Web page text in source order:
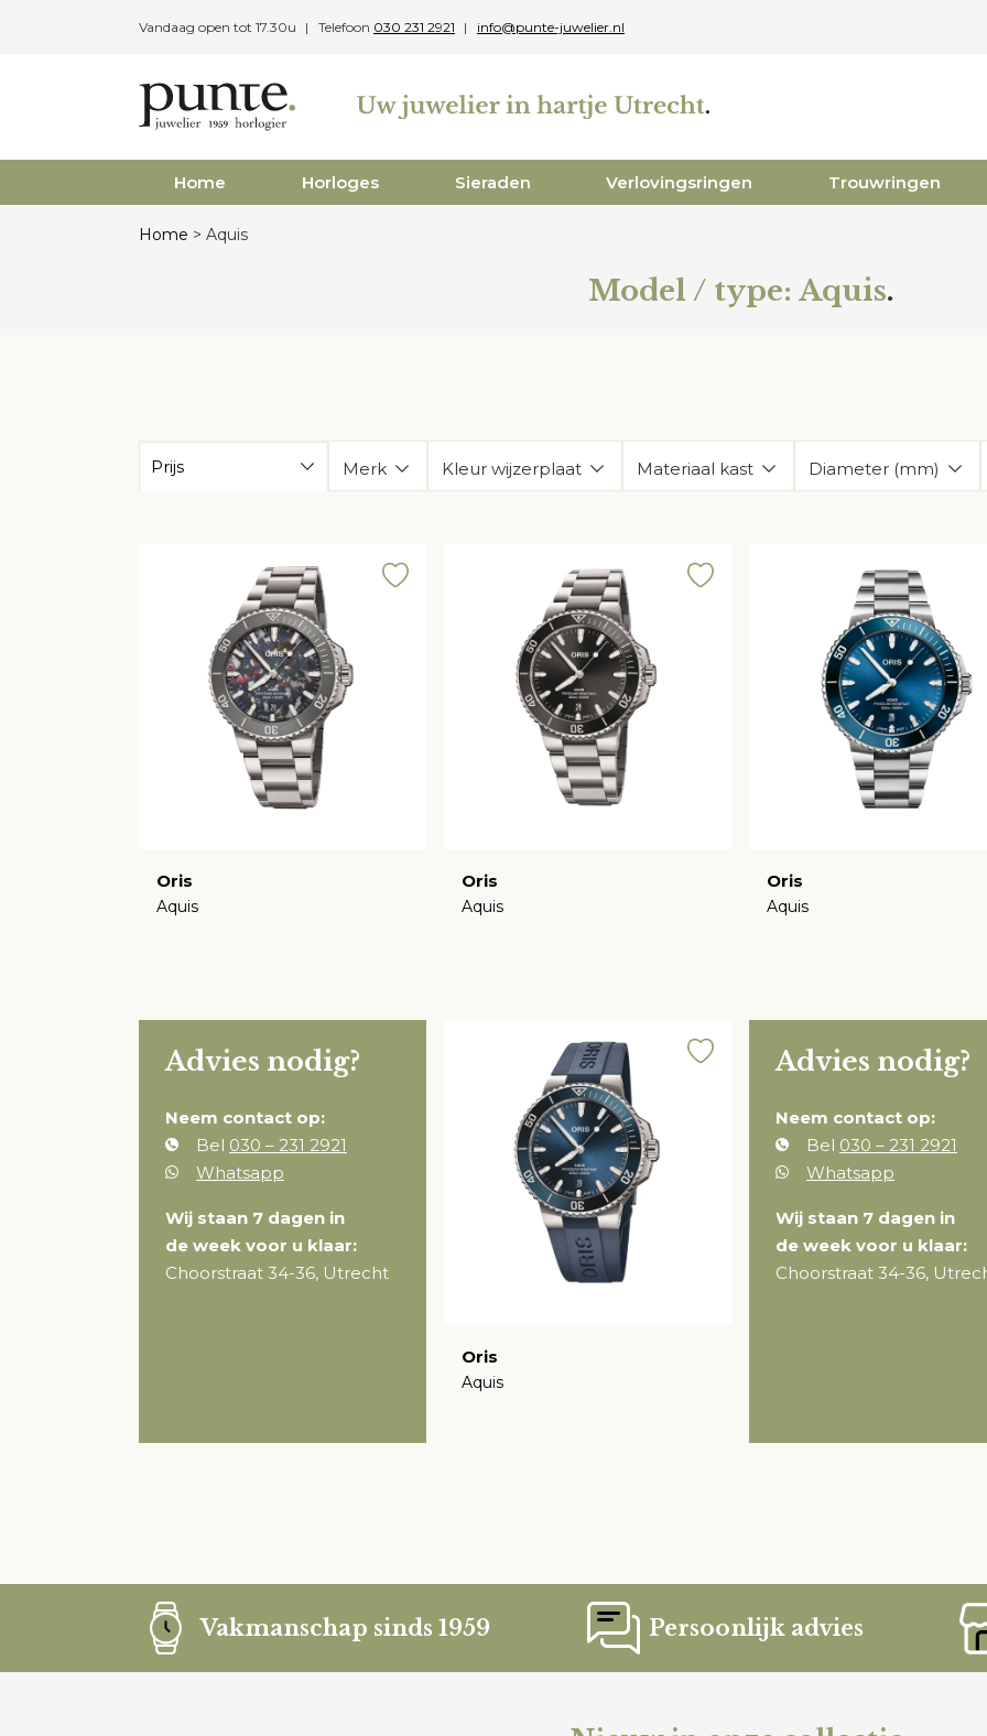
Vandaag open tot 17.30u Telefoon 030 231 2921 info@punte-juwelier.nl
Home Horloges Sieraden Verlovingsringen Trouwringen
Home > Aquis
Model / type: Aquis.
Merk Kleur wijzerplaat Materiaal kast Diameter (mm)
Oris
Aquis
Oris
Aquis
Oris
Aquis
Advies nodig?
Neem contact op:
Bel 030 – 231 2921
Whatsapp
Wij staan 7 dagen in
de week voor u klaar:
Choorstraat 34-36, Utrecht
Oris
Aquis
Advies nodig?
Neem contact op:
Bel 030 – 231 2921
Whatsapp
Wij staan 7 dagen in
de week voor u klaar:
Choorstraat 34-36,
Vakmanschap sinds 1959 Persoonlijk advies